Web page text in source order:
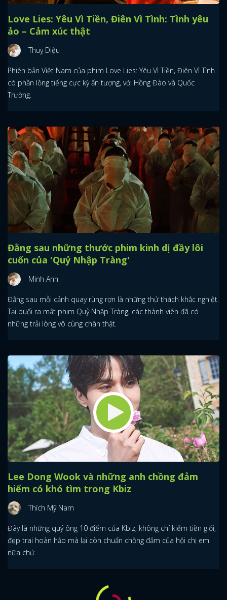
Love Lies: Yêu Vì Tiền, Điên Vì Tình: Tình yêu
ảo – Cảm xúc thật
Thuỵ Diệu
Phiên bản Việt Nam của phim Love Lies: Yêu Vì Tiền, Điên Vì Tình
có phần lồng tiếng cực kỳ ấn tượng, với Hồng Đào và Quốc
Trường.
Đằng sau những thước phim kinh dị đầy lôi
cuốn của 'Quỷ Nhập Tràng'
Minh Anh
Đằng sau mỗi cảnh quay rùng rợn là những thử thách khắc nghiệt.
Tại buổi ra mắt phim Quỷ Nhập Tràng, các thành viên đã có
những trải lòng vô cùng chân thật.
Lee Dong Wook và những anh chồng đảm
hiếm có khó tìm trong Kbiz
Thích Mỹ Nam
Đây là những quý ông 10 điểm của Kbiz, không chỉ kiếm tiền giỏi,
đẹp trai hoàn hảo mà lại còn chuẩn chồng đảm của hội chị em
nữa chứ.